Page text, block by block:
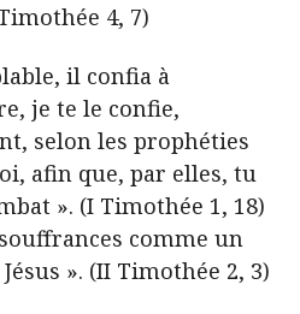
4, 7)
il confia à
je te le confie,
selon les prophéties
afin que, par elles, tu
». (I Timothée 1, 18)
comme un
». (II Timothée 2, 3)